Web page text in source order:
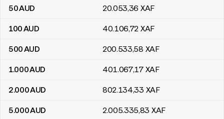
50AUD 20.053,36 XAF
100AUD 40.106,72 XAF
500AUD 200.533,58 XAF
1.000AUD 401.067,17 XAF
2.000AUD 802.134,33 XAF
5.000AUD 2.005.335,83 XAF